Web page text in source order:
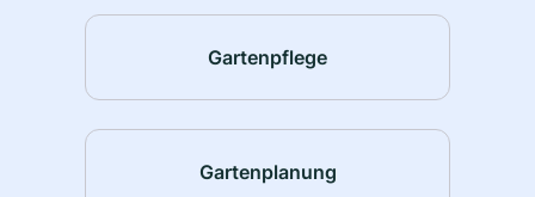
Gartenpflege
Gartenplanung